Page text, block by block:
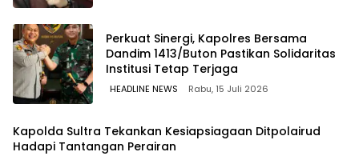
Perkuat Sinergi, Kapolres Bersama
Dandim 1413/Buton Pastikan Solidaritas
Institusi Tetap Terjaga
HEADLINE NEWS Rabu, 15 Juli 2026
Kapolda Sultra Tekankan Kesiapsiagaan Ditpolairud
Hadapi Tantangan Perairan